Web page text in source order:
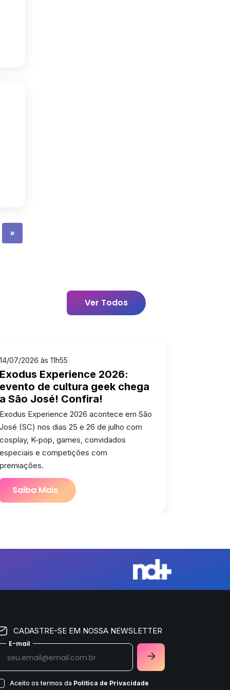
»
Ver Todos
14/07/2026 às 11h55
Exodus Experience 2026:
evento de cultura geek chega
a São José! Confira!
Exodus Experience 2026 acontece em São
José (SC) nos dias 25 e 26 de julho com
cosplay, K-pop, games, convidados
especiais e competições com
premiações.
Saiba Mais
CADASTRE-SE EM NOSSA NEWSLETTER
E-mail
Aceito os termos da Política de Privacidade